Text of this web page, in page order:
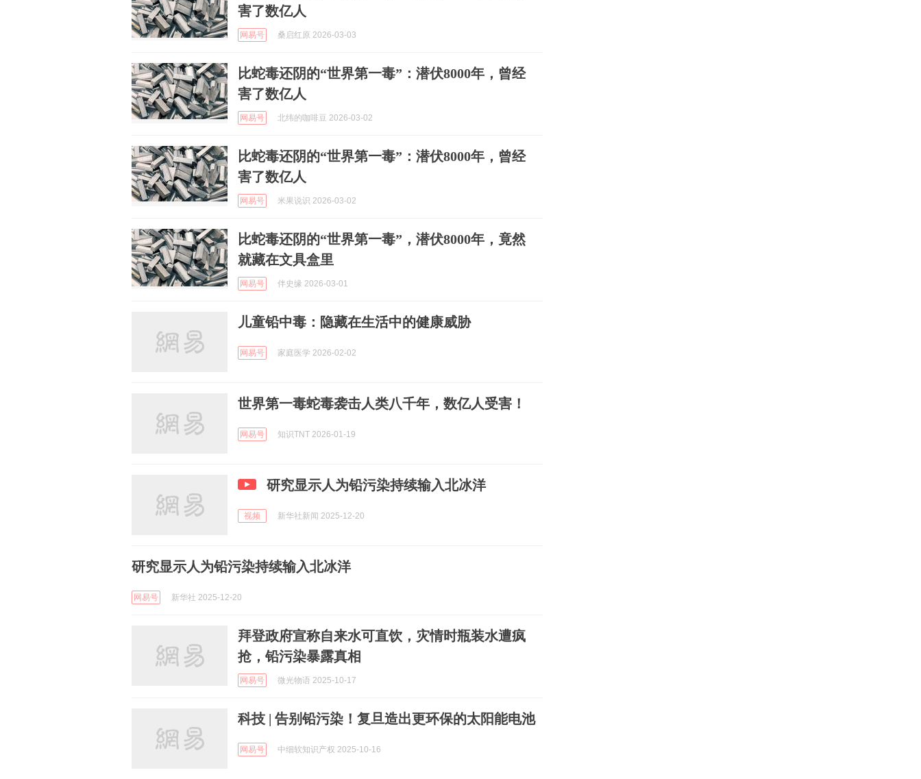
害了数亿人
网易号 桑启红原 2026-03-03
比蛇毒还阴的“世界第一毒”：潜伏8000年，曾经
害了数亿人
网易号 北纬的咖啡豆 2026-03-02
比蛇毒还阴的“世界第一毒”：潜伏8000年，曾经
害了数亿人
网易号 米果说识 2026-03-02
比蛇毒还阴的“世界第一毒”，潜伏8000年，竟然
就藏在文具盒里
网易号 伴史缘 2026-03-01
儿童铅中毒：隐藏在生活中的健康威胁
网易号 家庭医学 2026-02-02
世界第一毒蛇毒袭击人类八千年，数亿人受害！
网易号 知识TNT 2026-01-19
研究显示人为铅污染持续输入北冰洋
视频 新华社新闻 2025-12-20
研究显示人为铅污染持续输入北冰洋
网易号 新华社 2025-12-20
拜登政府宣称自来水可直饮，灾情时瓶装水遭疯
抢，铅污染暴露真相
网易号 微光物语 2025-10-17
科技 | 告别铅污染！复旦造出更环保的太阳能电池
网易号 中细软知识产权 2025-10-16